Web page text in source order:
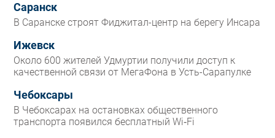
Саранск
В Саранске строят Фиджитал-центр на берегу Инсара
Ижевск
Около 600 жителей Удмуртии получили доступ к
качественной связи от МегаФона в Усть-Сарапулке
Чебоксары
В Чебоксарах на остановках общественного
транспорта появился бесплатный Wi‑Fi